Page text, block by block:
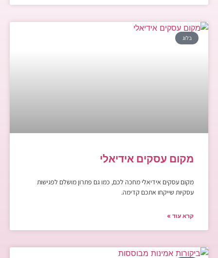
בלוג
מקום עסקים אידיאלי
מקום עסקים אידיאלי מחכה לכם, כמו גם פתרון מושלם לפגישות
עסקיות שייקחו אתכם קדימה.
קרא עוד »